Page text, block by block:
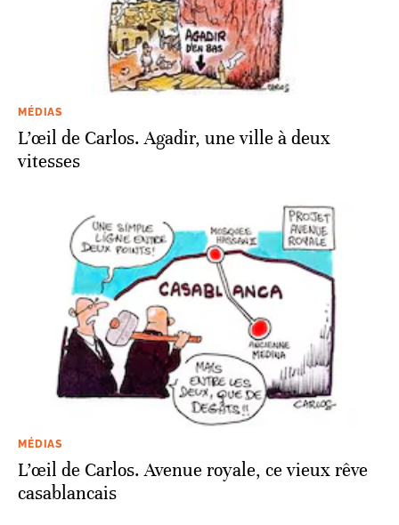
MÉDIAS
L’œil de Carlos. Agadir, une ville à deux
vitesses
MÉDIAS
L’œil de Carlos. Avenue royale, ce vieux rêve
casablancais